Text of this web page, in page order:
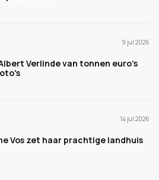
9 jul 2026
Verlinde van tonnen euro's
14 jul 2026
Vos zet haar prachtige landhuis